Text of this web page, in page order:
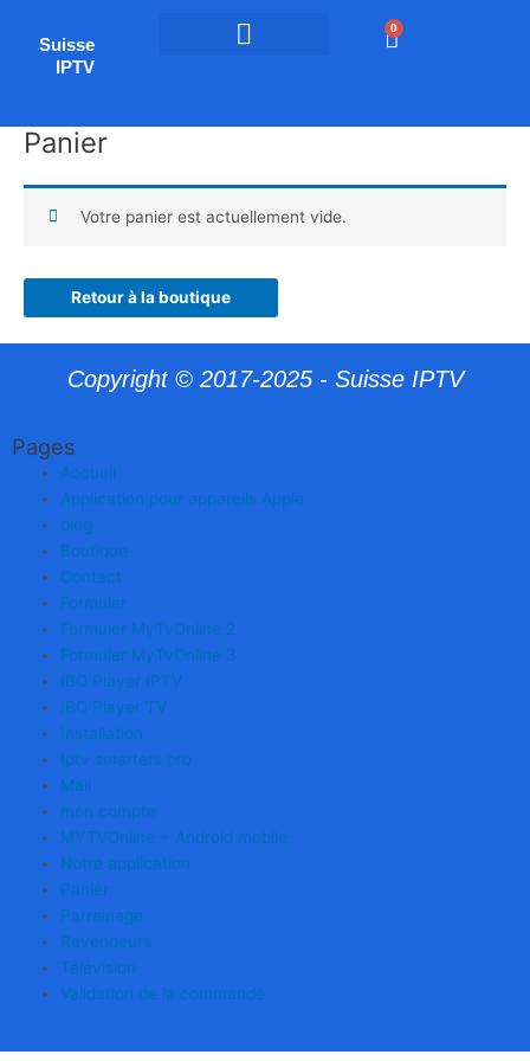
contenu
Suisse
IPTV
0
Panier
Panier
Votre panier est actuellement vide.
Retour à la boutique
Copyright © 2017-2025 - Suisse IPTV
Pages
Accueil
Application pour appareils Apple
blog
Boutique
Contact
Formuler
Formuler MyTvOnline 2
Formuler MyTvOnline 3
IBO Player IPTV
IBO Player TV
Installation
Iptv smarters pro
Mail
mon compte
MYTVOnline + Android mobile
Notre application
Panier
Parrainage
Revendeurs
Télévision
Validation de la commande